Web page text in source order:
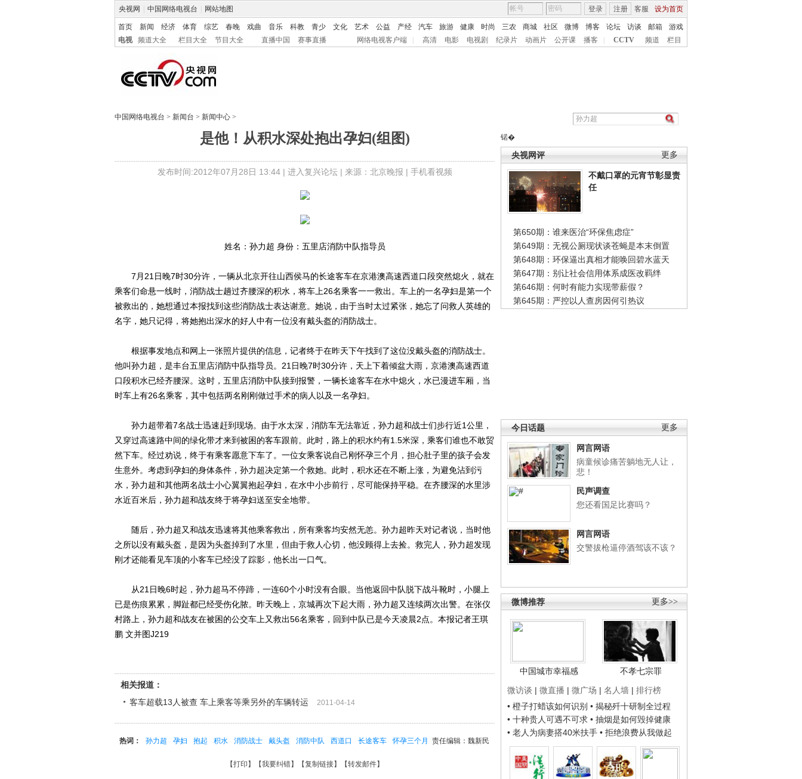
央视网 中国网络电视台 网站地图 客服 设为首页
登录 注册
首页 新闻 经济 体育 综艺 春晚 戏曲 音乐 科教 青少 文化 艺术 公益 产经 汽车 旅游 健康 时尚 三农 商城 社区 微博 博客 论坛 访谈 邮箱
游戏
电视
频道大全 栏目大全 节目大全 直播中国 赛事直播 网络电视客户端 高清 电影 电视剧 纪录片 动画片 公开课 播客 CCTV 频道 栏目
中国网络电视台 > 新闻台 > 新闻中心 >
是他！从积水深处抱出孕妇(组图)
发布时间:2012年07月28日 13:44 | 进入复兴论坛| 来源：北京晚报 | 手机看视频
锘�
更多
央视网评
不戴口罩的元宵节彰显责
任
第650期：谁来医治“环保焦虑症”
第649期：无视公厕现状谈苍蝇是本末倒置
第648期：环保逼出真相才能唤回碧水蓝天
第647期：别让社会信用体系成医改羁绊
第646期：何时有能力实现带薪假？
第645期：严控以人查房因何引热议
更多
今日话题
网言网语
病童候诊痛苦躺地无人让，
悲！
民声调查
您还看国足比赛吗？
网言网语
交警拔枪逼停酒驾该不该？
更多>>
微博推荐
中国城市幸福感
不孝七宗罪
微访谈 | 微直播 | 微广场 | 名人墙 | 排行榜
• 橙子打蜡该如何识别 • 揭秘歼十研制全过程
• 十种贵人可遇不可求 • 抽烟是如何毁掉健康
• 老人为病妻搭40米扶手 • 拒绝浪费从我做起
姓名：孙力超 身份：五里店消防中队指导员
7月21日晚7时30分许，一辆从北京开往山西侯马的长途客车在京港澳高速西道口段突然熄火，就在
乘客们命悬一线时，消防战士趟过齐腰深的积水，将车上26名乘客一一救出。车上的一名孕妇是第一个
被救出的，她想通过本报找到这些消防战士表达谢意。她说，由于当时太过紧张，她忘了问救人英雄的
名字，她只记得，将她抱出深水的好人中有一位没有戴头盔的消防战士。
根据事发地点和网上一张照片提供的信息，记者终于在昨天下午找到了这位没戴头盔的消防战士。
他叫孙力超，是丰台五里店消防中队指导员。21日晚7时30分许，天上下着倾盆大雨，京港澳高速西道
口段积水已经齐腰深。这时，五里店消防中队接到报警，一辆长途客车在水中熄火，水已漫进车厢，当
时车上有26名乘客，其中包括两名刚刚做过手术的病人以及一名孕妇。
孙力超带着7名战士迅速赶到现场。由于水太深，消防车无法靠近，孙力超和战士们步行近1公里，
又穿过高速路中间的绿化带才来到被困的客车跟前。此时，路上的积水约有1.5米深，乘客们谁也不敢贸
然下车。经过劝说，终于有乘客愿意下车了。一位女乘客说自己刚怀孕三个月，担心肚子里的孩子会发
生意外。考虑到孕妇的身体条件，孙力超决定第一个救她。此时，积水还在不断上涨，为避免沾到污
水，孙力超和其他两名战士小心翼翼抱起孕妇，在水中小步前行，尽可能保持平稳。在齐腰深的水里涉
水近百米后，孙力超和战友终于将孕妇送至安全地带。
随后，孙力超又和战友迅速将其他乘客救出，所有乘客均安然无恙。孙力超昨天对记者说，当时他
之所以没有戴头盔，是因为头盔掉到了水里，但由于救人心切，他没顾得上去捡。救完人，孙力超发现
刚才还能看见车顶的小客车已经没了踪影，他长出一口气。
从21日晚6时起，孙力超马不停蹄，一连60个小时没有合眼。当他返回中队脱下战斗靴时，小腿上
已是伤痕累累，脚趾都已经受伤化脓。昨天晚上，京城再次下起大雨，孙力超又连续两次出警。在张仪
村路上，孙力超和战友在被困的公交车上又救出56名乘客，回到中队已是今天凌晨2点。本报记者王琪
鹏 文并图J219
相关报道：
客车超载13人被查 车上乘客等乘另外的车辆转运
2011-04-14
责任编辑：魏新民
热词： 孙力超 孕妇 抱起 积水 消防战士 戴头盔 消防中队 西道口 长途客车 怀孕三个月
【打印 】【我要纠错】【复制链接】【转发邮件】